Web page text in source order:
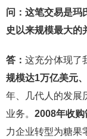
问：这笔交易是玛
史以来规模最大的
答： 这充分体现了
规模达1万亿美元
年、几代人的发展
业务。 2008年收购
力企业转型为糖果